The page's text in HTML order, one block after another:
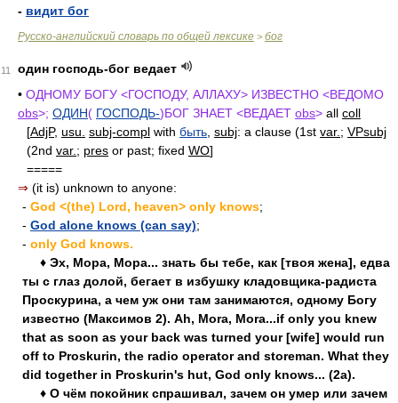
- видит бог
Русско-английский словарь по общей лексике > бог
11
один господь-бог ведает
• ОДНОМУ БОГУ <ГОСПОДУ, АЛЛАХУ> ИЗВЕСТНО <ВЕДОМО
obs>; ОДИН( ГОСПОДЬ-)БОГ ЗНАЕТ <ВЕДАЕТ obs> all coll
[AdjP, usu. subj-compl with быть subj: a clause (1st var. ; VPsubj
(2nd var. ; pres or past; fixed WO]
=====
⇒ (it is) unknown to anyone:
- God <(the) Lord, heaven> only knows;
- God alone knows (can say);
- only God knows.
♦ Эх, Мора, Мора... знать бы тебе, как [твоя жена], едва
ты с глаз долой, бегает в избушку кладовщика-радиста
Проскурина, а чем уж они там занимаются, одному Богу
известно (Максимов 2). Ah, Mora, Mora...if only you knew
that as soon as your back was turned your [wife] would run
off to Proskurin, the radio operator and storeman. What they
did together in Proskurin's hut, God only knows... (2a).
♦ О чём покойник спрашивал, зачем он умер или зачем